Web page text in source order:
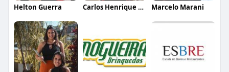
Helton Guerra Carlos Henrique de Faria Vasconcelos Marcelo Marani